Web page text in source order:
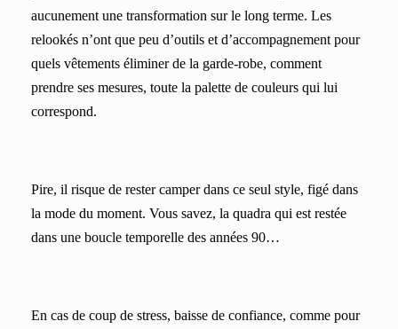
aucunement une transformation sur le long terme. Les
relookés n’ont que peu d’outils et d’accompagnement pour
quels vêtements éliminer de la garde-robe, comment
prendre ses mesures, toute la palette de couleurs qui lui
correspond.
Pire, il risque de rester camper dans ce seul style, figé dans
la mode du moment. Vous savez, la quadra qui est restée
dans une boucle temporelle des années 90…
En cas de coup de stress, baisse de confiance, comme pour